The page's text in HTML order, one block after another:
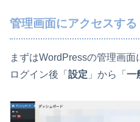
管理画面にアクセスする
まずはWordPressの管理画面
ログイン後「 設定 」から「 一